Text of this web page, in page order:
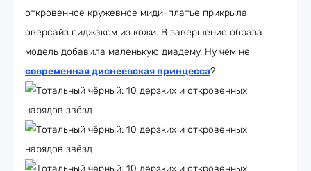
откровенное кружевное миди-платье прикрыла
оверсайз пиджаком из кожи. В завершение образа
модель добавила маленькую диадему. Ну чем не
современная диснеевская принцесса?